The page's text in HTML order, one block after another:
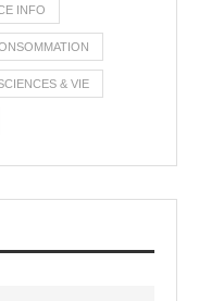
INFO
& VIE